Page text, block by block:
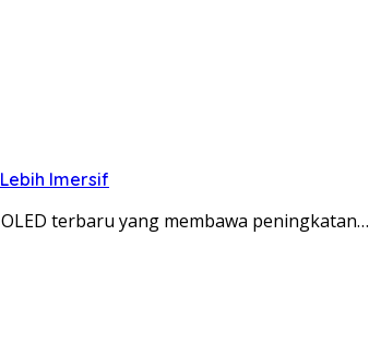
Imersif
terbaru yang membawa peningkatan…